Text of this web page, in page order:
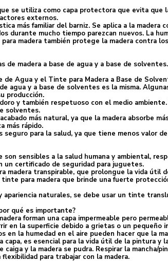
se utiliza como capa protectora que evita que
externos.
más familiar del barniz. Se aplica a la madera
durante mucho tiempo parezcan nuevos. La
madera también protege la madera contra
de madera a base de agua y a base de solventes.
de Agua y el Tinte para Madera a Base de
agua y a base de solventes es la misma.
producción.
y también respetuoso con el medio
solventes.
más natural, ya que la madera absorbe
más rápido.
para la salud, ya que tiene menos valor de
son sensibles a la salud humana y ambiental,
certificado de seguridad para juguetes.
madera transpirable, que prolongue la vida útil
para madera que brinde una fuerte
naturales, se debe usar un tinte
qué es importante?
forman una capa impermeable pero
en la superficie debido a grietas o un pequeño
en la humedad en el aire pueden hacer que la
capa, es esencial para la vida útil de la pintura y
y la madera se pudra. Respirar la mancha/
para trabajar con la madera.